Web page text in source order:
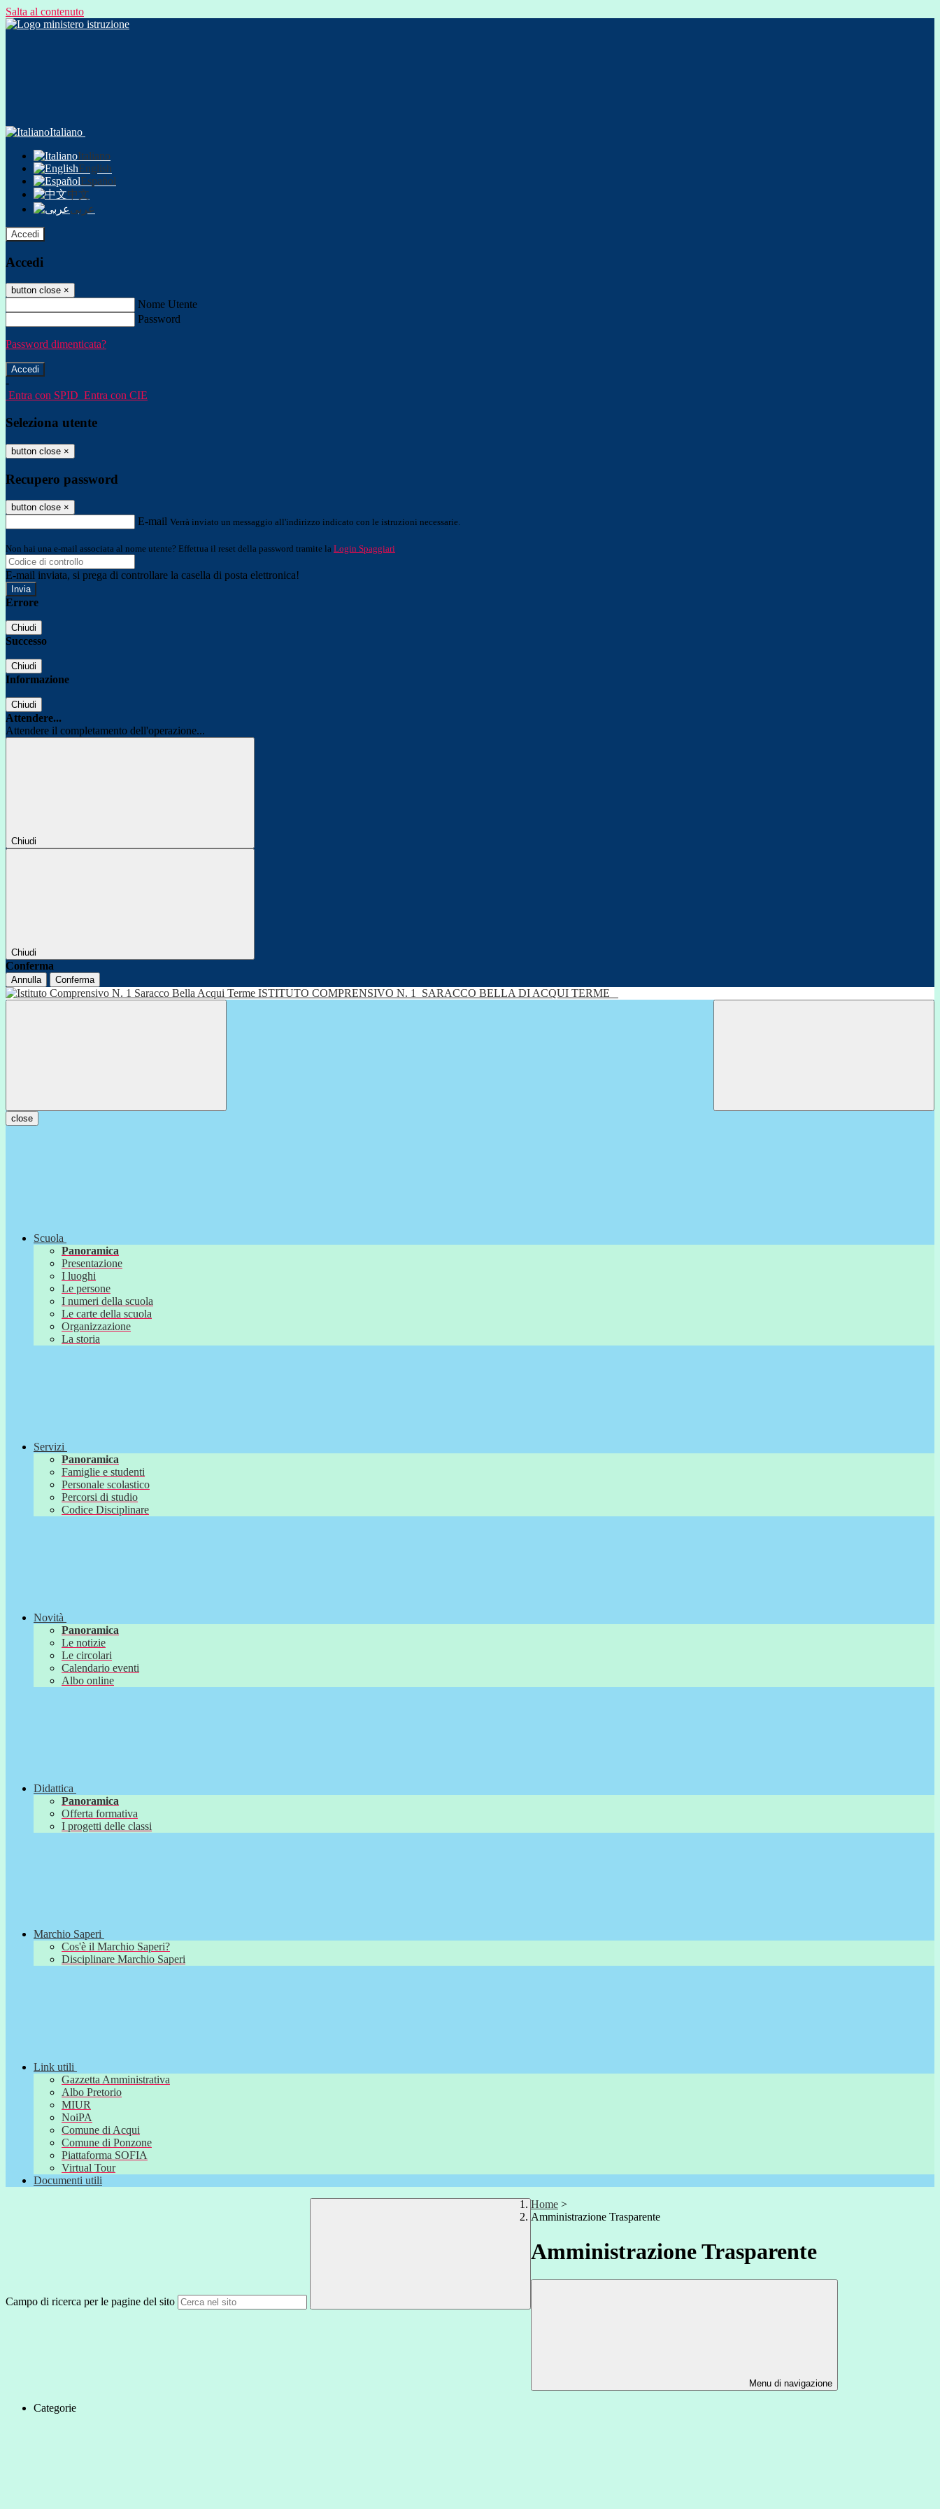
Salta al contenuto
Italiano
Italiano
English
Español
中文
عربى
Accedi
Accedi
button close ×
Nome Utente
Password
Password dimenticata?
-
Entra con SPID Entra con CIE
Seleziona utente
button close ×
Recupero password
button close ×
E-mail Verrà inviato un messaggio all'indirizzo indicato con le istruzioni necessarie.
Non hai una e-mail associata al nome utente? Effettua il reset della password tramite la Login Spaggiari
E-mail inviata, si prega di controllare la casella di posta elettronica!
Errore
Chiudi
Successo
Chiudi
Informazione
Chiudi
Attendere...
Attendere il completamento dell'operazione...
Chiudi
Chiudi
Conferma
Annulla Conferma
ISTITUTO COMPRENSIVO N. 1 SARACCO BELLA DI ACQUI TERME
close
Scuola
Panoramica
Presentazione
I luoghi
Le persone
I numeri della scuola
Le carte della scuola
Organizzazione
La storia
Servizi
Panoramica
Famiglie e studenti
Personale scolastico
Percorsi di studio
Codice Disciplinare
Novità
Panoramica
Le notizie
Le circolari
Calendario eventi
Albo online
Didattica
Panoramica
Offerta formativa
I progetti delle classi
Marchio Saperi
Cos'è il Marchio Saperi?
Disciplinare Marchio Saperi
Link utili
Gazzetta Amministrativa
Albo Pretorio
MIUR
NoiPA
Comune di Acqui
Comune di Ponzone
Piattaforma SOFIA
Virtual Tour
Documenti utili
Campo di ricerca per le pagine del sito
Home >
Amministrazione Trasparente
Amministrazione Trasparente
Menu di navigazione
Categorie